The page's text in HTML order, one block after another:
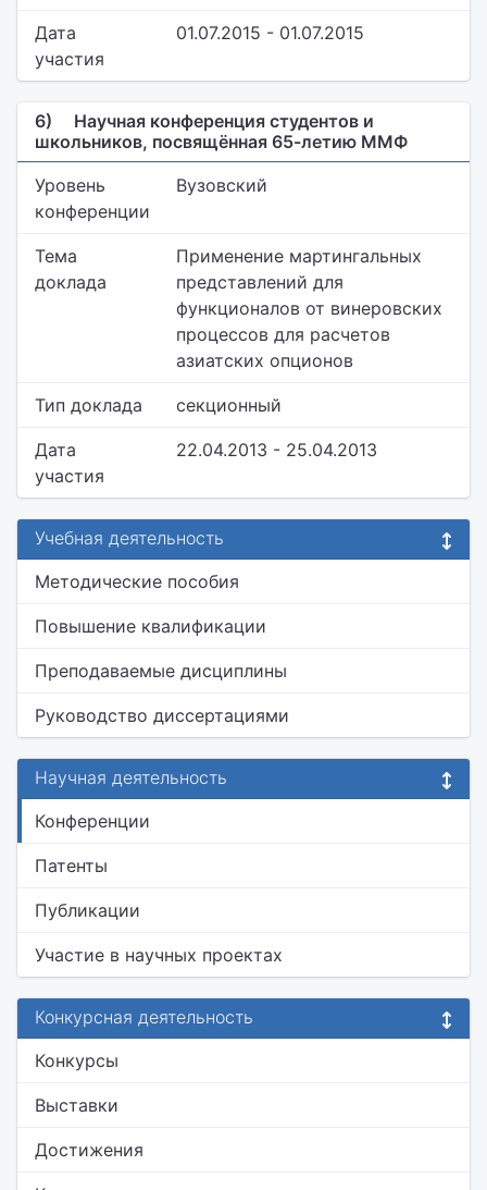
Дата
участия
01.07.2015 - 01.07.2015
6)
Научная конференция студентов и
школьников, посвящённая 65-летию ММФ
Уровень
конференции
Вузовский
Тема
доклада
Применение мартингальных
представлений для
функционалов от винеровских
процессов для расчетов
азиатских опционов
Тип доклада секционный
Дата
участия
22.04.2013 - 25.04.2013
Учебная деятельность
Методические пособия
Повышение квалификации
Преподаваемые дисциплины
Руководство диссертациями
Научная деятельность
Конференции
Патенты
Публикации
Участие в научных проектах
Конкурсная деятельность
Конкурсы
Выставки
Достижения